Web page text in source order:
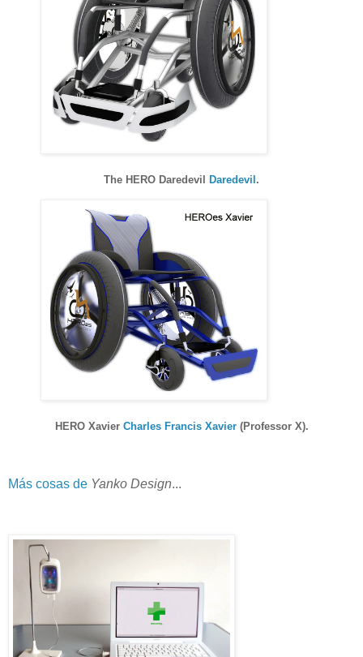
The HERO Daredevil Daredevil.
HERO Xavier Charles Francis Xavier (Professor X).
Más cosas de Yanko Design...